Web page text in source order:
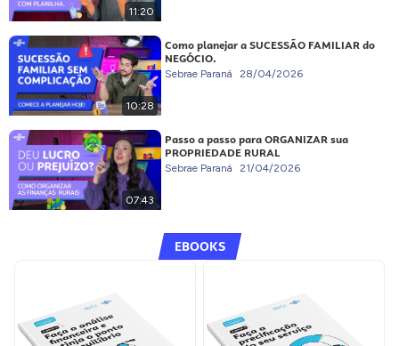
11:20
10:28
Como planejar a SUCESSÃO FAMILIAR do
NEGÓCIO.
Sebrae Paraná 28/04/2026
07:43
Passo a passo para ORGANIZAR sua
PROPRIEDADE RURAL
Sebrae Paraná 21/04/2026
EBOOKS